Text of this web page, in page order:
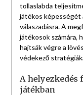
tollaslabda
játékos képességét
válaszadásra. A
játékosok számára,
hajtsák végre a
védekező
A helyezkedés
játékban